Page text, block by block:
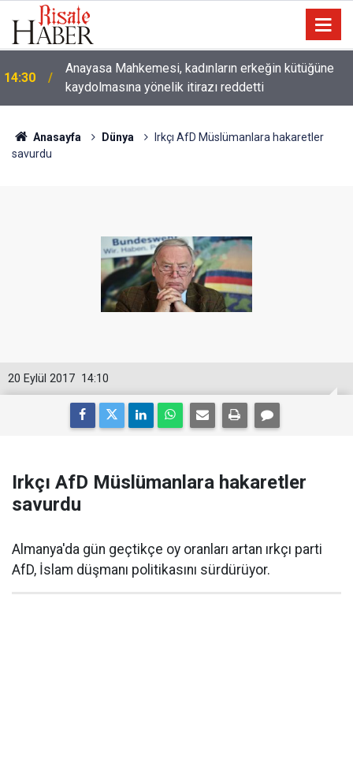
14:30
Anayasa Mahkemesi, kadınların erkeğin kütüğüne
kaydolmasına yönelik itirazı reddetti
14:00
Çatıda yağmur suyu hasadı: Sıcaklarda klima
kullanımını azaltabilir
Anasayfa Dünya
Irkçı AfD Müslümanlara hakaretler
savurdu
14:10
20 Eylül 2017
Irkçı AfD Müslümanlara hakaretler
savurdu
Almanya'da gün geçtikçe oy oranları artan ırkçı parti
AfD, İslam düşmanı politikasını sürdürüyor.